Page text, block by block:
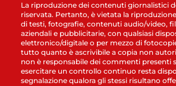
La riproduzione dei contenuti giornalistici
riservata. Pertanto, è vietata la riproduzione
di testi, fotografie, contenuti audio/video,
aziendali e pubblicitarie, con qualsiasi
elettronico/digitale o per mezzo di
tutto quanto è ascrivibile a copia non
non è responsabile dei commenti presenti
esercitare un controllo continuo resta
segnalazione qualora gli stessi risultano